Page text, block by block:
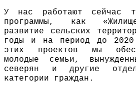
У нас работают сейчас
программы, как
развитие сельских
годы и на период до
этих проектов мы
молодые семьи,
северян и другие
категории граждан.